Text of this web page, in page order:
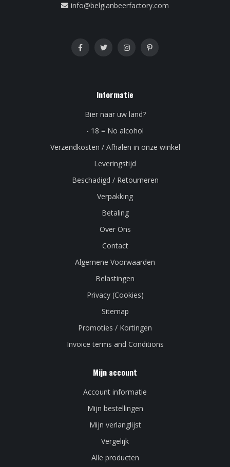
info@belgianbeerfactory.com
Informatie
Bier naar uw land?
- 18 = No alcohol
Verzendkosten / Afhalen in onze winkel
Leveringstijd
Beschadigd / Retourneren
Verpakking
Betaling
Over Ons
Contact
Algemene Voorwaarden
Belastingen
Privacy (Cookies)
Sitemap
Promoties / Kortingen
Invoice terms and Conditions
Mijn account
Account informatie
Mijn bestellingen
Mijn verlanglijst
Vergelijk
Alle producten